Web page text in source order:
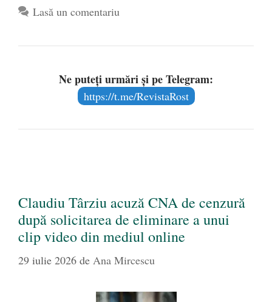
Lasă un comentariu
Ne puteți urmări și pe Telegram:
https://t.me/RevistaRost
Claudiu Târziu acuză CNA de cenzură
după solicitarea de eliminare a unui
clip video din mediul online
29 iulie 2026 de Ana Mircescu